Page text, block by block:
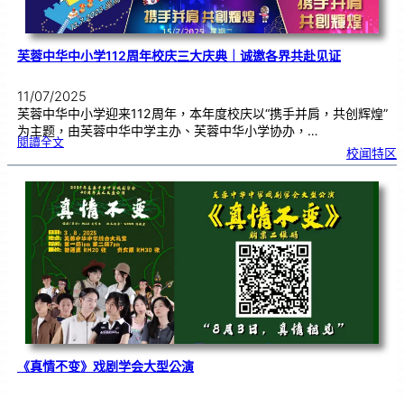
芙蓉中华中小学112周年校庆三大庆典｜诚邀各界共赴见证
11/07/2025
芙蓉中华中小学迎来112周年，本年度校庆以“携手并肩，共创辉煌”
为主题，由芙蓉中华中学主办、芙蓉中华小学协办，…
閱讀全文:芙
华
小
学
11
2
周
年
校
庆
三
大
庆
典
邀
各
界
共
赴
见
证
校闻特区
《真情不变》戏剧学会大型公演